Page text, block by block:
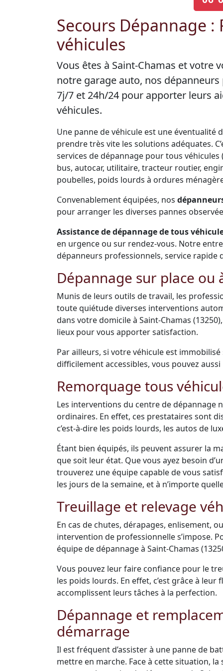
Secours Dépannage
véhicules
Vous êtes à Saint-Chamas et votre
notre garage auto, nos
7j/7 et 24h/24 pour apporter leurs
véhicules.
Une panne de véhicule est une éventualité
prendre très vite les solutions adéquates.
services de dépannage pour tous véhicules
bus, autocar, utilitaire, tracteur routier,
poubelles, poids lourds à ordures
Convenablement équipées, nos
pour arranger les diverses pannes
Assistance de dépannage de tous
en urgence ou sur rendez-vous. Notre
dépanneurs professionnels, service rapide
Dépannage sur place ou
Munis de leurs outils de travail, les
toute quiétude diverses interventions
dans votre domicile à Saint-Chamas
lieux pour vous apporter satisfaction.
Par ailleurs, si votre véhicule est
difficilement accessibles, vous pouvez
Remorquage tous
Les interventions du centre de dépannage
ordinaires. En effet, ces prestataires sont
c’est-à-dire les poids lourds, les autos de
Étant bien équipés, ils peuvent assurer la
que soit leur état. Que vous ayez besoin
trouverez une équipe capable de vous
les jours de la semaine, et à n’importe
Treuillage et relevage
En cas de chutes, dérapages, enlisement,
intervention de professionnelle s’impose.
équipe de dépannage à Saint-Chamas
Vous pouvez leur faire confiance pour le
les poids lourds. En effet, c’est grâce à
accomplissent leurs tâches à la perfection.
Dépannage et
démarrage
Il est fréquent d’assister à une panne de
mettre en marche. Face à cette situation,